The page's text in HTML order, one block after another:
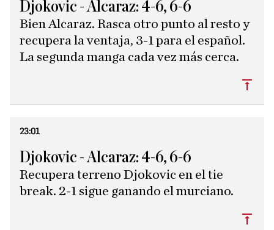
Djokovic - Alcaraz: 4-6, 6-6
Bien Alcaraz. Rasca otro punto al resto y
recupera la ventaja, 3-1 para el español.
La segunda manga cada vez más cerca.
23:01
Djokovic - Alcaraz: 4-6, 6-6
Recupera terreno Djokovic en el tie
break. 2-1 sigue ganando el murciano.